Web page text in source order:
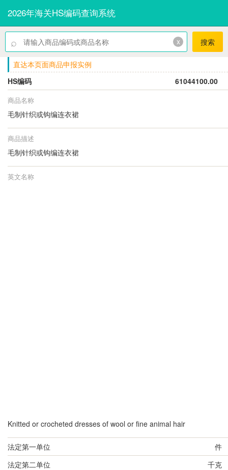
2026年海关HS编码查询系统
⌕ x 搜索
直达本页面商品申报实例
HS编码
61044100.00
商品名称
毛制针织或钩编连衣裙
商品描述
毛制针织或钩编连衣裙
英文名称
Knitted or crocheted dresses of wool or fine animal hair
法定第一单位
件
法定第二单位
千克